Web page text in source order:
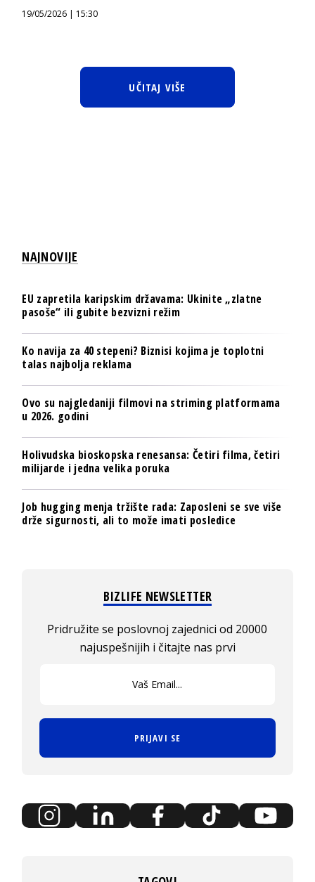
19/05/2026 | 15:30
UČITAJ VIŠE
NAJNOVIJE
EU zapretila karipskim državama: Ukinite „zlatne
pasoše“ ili gubite bezvizni režim
Ko navija za 40 stepeni? Biznisi kojima je toplotni
talas najbolja reklama
Ovo su najgledaniji filmovi na striming platformama
u 2026. godini
Holivudska bioskopska renesansa: Četiri filma, četiri
milijarde i jedna velika poruka
Job hugging menja tržište rada: Zaposleni se sve više
drže sigurnosti, ali to može imati posledice
BIZLIFE NEWSLETTER
Pridružite se poslovnoj zajednici od 20000
najuspešnijih i čitajte nas prvi
PRIJAVI SE